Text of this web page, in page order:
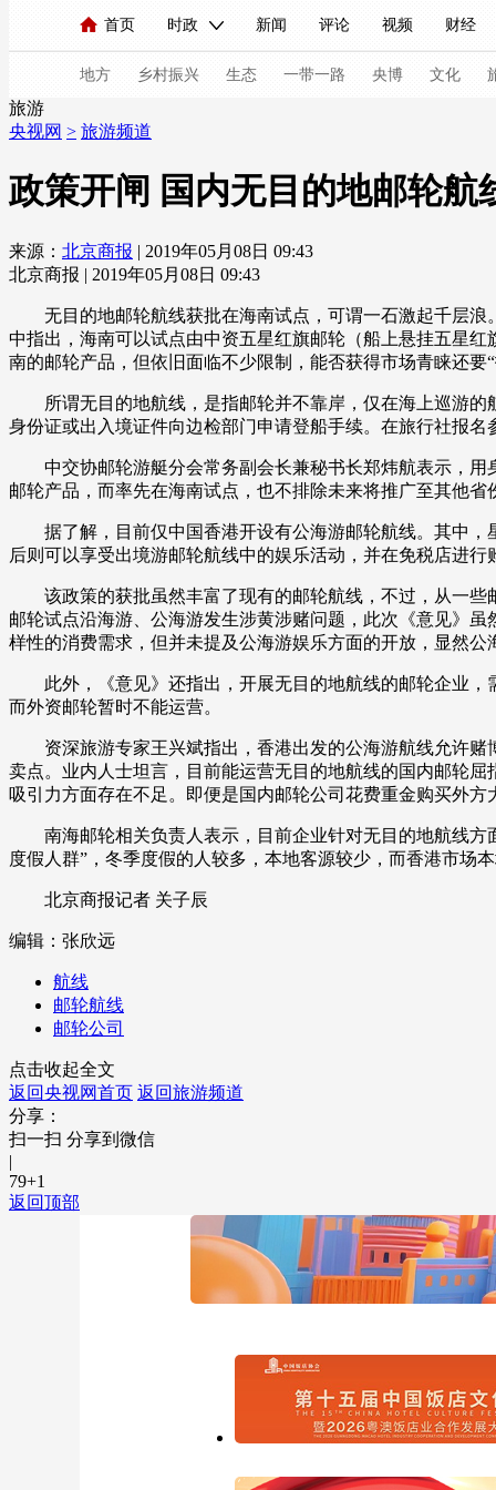
首页 时政 新闻 评论 视频 财经
人民领袖习近平 联播+ 中国领导人 央视快评 习
直播 栏目大全 节目单 听音 微视频
海外频道 iPanda English Монгол
地方 乡村振兴 生态 一带一路 央博 文化
新闻 国内 国际 评论
视频 小央视频 小央直播 直播中国 熊
体育 直播 竞猜 2026年世界杯 2026年
VIP会员 CCTV奥林匹克频道 生活体育大会
财经 教育 乡村振兴 生态环境 一带一路
CCTV.节目官网
旅游
央视网 > 旅游频道
政策开闸 国内无目的地邮轮航
来源： 北京商报 | 2019年05月08日 09:43
北京商报 | 2019年05月08日 09:43
无目的地邮轮航线获批在海南试点，可谓一石激起千层浪
中指出，海南可以试点由中资五星红旗邮轮（船上悬挂五星
南的邮轮产品，但依旧面临不少限制，能否获得市场青睐还要
所谓无目的地航线，是指邮轮并不靠岸，仅在海上巡游的
身份证或出入境证件向边检部门申请登船手续。在旅行社报
中交协邮轮游艇分会常务副会长兼秘书长郑炜航表示，用
邮轮产品，而率先在海南试点，也不排除未来将推广至其他省
据了解，目前仅中国香港开设有公海游邮轮航线。其中，
后则可以享受出境游邮轮航线中的娱乐活动，并在免税店进
该政策的获批虽然丰富了现有的邮轮航线，不过，从一些
邮轮试点沿海游、公海游发生涉黄涉赌问题，此次《意见》
样性的消费需求，但并未提及公海游娱乐方面的开放，显然公
此外，《意见》还指出，开展无目的地航线的邮轮企业，
而外资邮轮暂时不能运营。
资深旅游专家王兴斌指出，香港出发的公海游航线允许赌
卖点。业内人士坦言，目前能运营无目的地航线的国内邮轮
吸引力方面存在不足。即便是国内邮轮公司花费重金购买外
南海邮轮相关负责人表示，目前企业针对无目的地航线方
度假人群”，冬季度假的人较多，本地客源较少，而香港市场
北京商报记者 关子辰
编辑：张欣远
航线
邮轮航线
邮轮公司
点击收起全文
返回央视网首页 返回旅游频道
分享：
扫一扫 分享到微信
|
79+1
返回顶部